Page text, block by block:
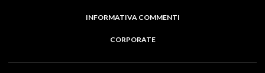
INFORMATIVA COMMENTI
CORPORATE